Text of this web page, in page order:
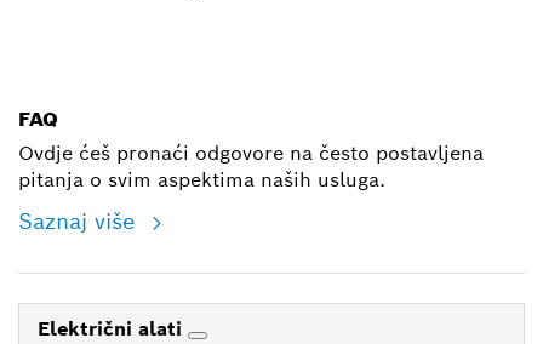
FAQ
Ovdje ćeš pronaći odgovore na često postavljena
pitanja o svim aspektima naših usluga.
Saznaj više
Električni alati